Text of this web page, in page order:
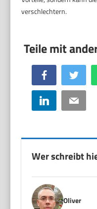
verschlechtern.
Facebook Twitter
LinkedIn Email
Wer schreibt
Oliver